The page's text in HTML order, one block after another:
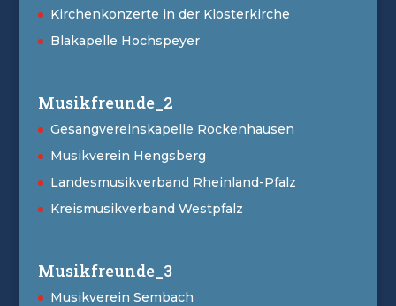
Kirchenkonzerte in der Klosterkirche
Blakapelle Hochspeyer
Musikfreunde_2
Gesangvereinskapelle Rockenhausen
Musikverein Hengsberg
Landesmusikverband Rheinland-Pfalz
Kreismusikverband Westpfalz
Musikfreunde_3
Musikverein Sembach